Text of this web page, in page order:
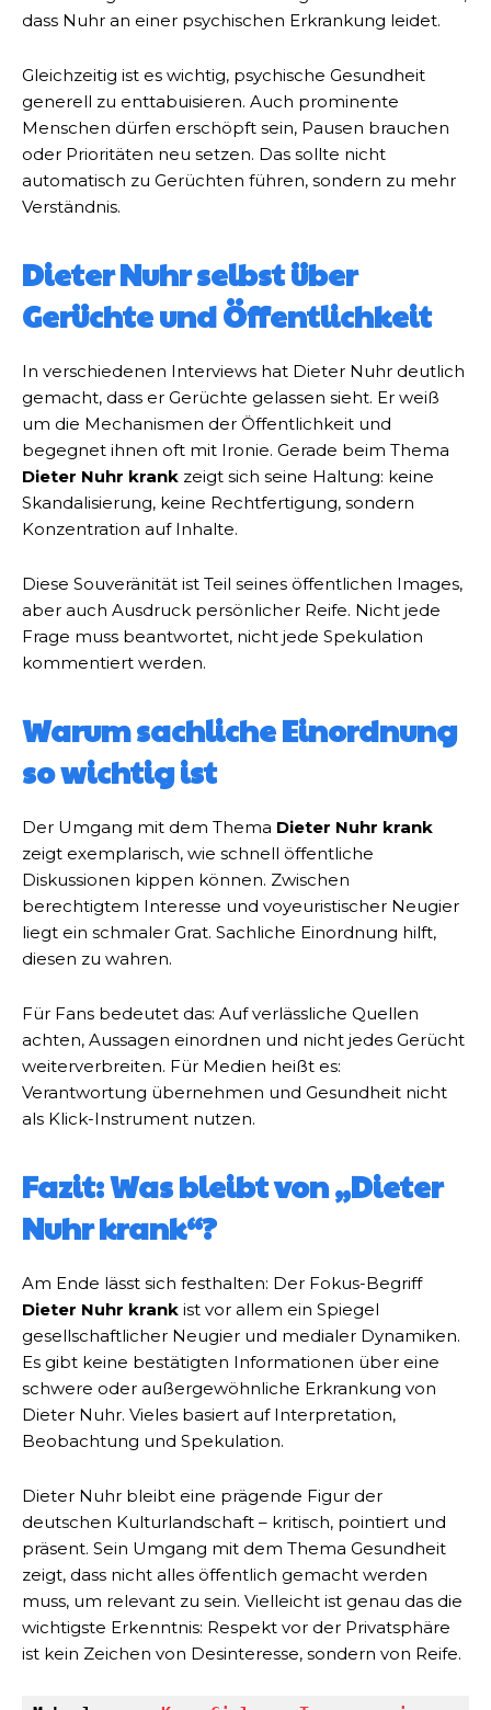
dass Nuhr an einer psychischen Erkrankung leidet.
Gleichzeitig ist es wichtig, psychische Gesundheit
generell zu enttabuisieren. Auch prominente
Menschen dürfen erschöpft sein, Pausen brauchen
oder Prioritäten neu setzen. Das sollte nicht
automatisch zu Gerüchten führen, sondern zu mehr
Verständnis.
Dieter Nuhr selbst über
Gerüchte und Öffentlichkeit
In verschiedenen Interviews hat Dieter Nuhr deutlich
gemacht, dass er Gerüchte gelassen sieht. Er weiß
um die Mechanismen der Öffentlichkeit und
begegnet ihnen oft mit Ironie. Gerade beim Thema
Dieter Nuhr krank zeigt sich seine Haltung: keine
Skandalisierung, keine Rechtfertigung, sondern
Konzentration auf Inhalte.
Diese Souveränität ist Teil seines öffentlichen Images,
aber auch Ausdruck persönlicher Reife. Nicht jede
Frage muss beantwortet, nicht jede Spekulation
kommentiert werden.
Warum sachliche Einordnung
so wichtig ist
Der Umgang mit dem Thema Dieter Nuhr krank
zeigt exemplarisch, wie schnell öffentliche
Diskussionen kippen können. Zwischen
berechtigtem Interesse und voyeuristischer Neugier
liegt ein schmaler Grat. Sachliche Einordnung hilft,
diesen zu wahren.
Für Fans bedeutet das: Auf verlässliche Quellen
achten, Aussagen einordnen und nicht jedes Gerücht
weiterverbreiten. Für Medien heißt es:
Verantwortung übernehmen und Gesundheit nicht
als Klick-Instrument nutzen.
Fazit: Was bleibt von „Dieter
Nuhr krank“?
Am Ende lässt sich festhalten: Der Fokus-Begriff
Dieter Nuhr krank ist vor allem ein Spiegel
gesellschaftlicher Neugier und medialer Dynamiken.
Es gibt keine bestätigten Informationen über eine
schwere oder außergewöhnliche Erkrankung von
Dieter Nuhr. Vieles basiert auf Interpretation,
Beobachtung und Spekulation.
Dieter Nuhr bleibt eine prägende Figur der
deutschen Kulturlandschaft – kritisch, pointiert und
präsent. Sein Umgang mit dem Thema Gesundheit
zeigt, dass nicht alles öffentlich gemacht werden
muss, um relevant zu sein. Vielleicht ist genau das die
wichtigste Erkenntnis: Respekt vor der Privatsphäre
ist kein Zeichen von Desinteresse, sondern von Reife.